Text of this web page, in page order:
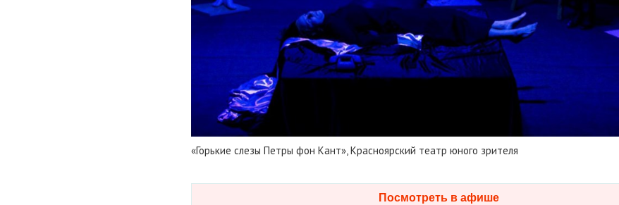
«Горькие слезы Петры фон Кант», Красноярский театр юного зрителя
Посмотреть в афише